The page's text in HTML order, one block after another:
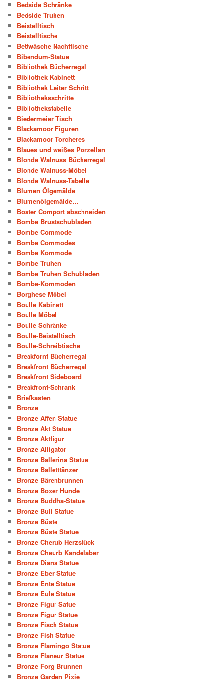
Bedside Schränke
Bedside Truhen
Beistelltisch
Beistelltische
Bettwäsche Nachttische
Bibendum-Statue
Bibliothek Bücherregal
Bibliothek Kabinett
Bibliothek Leiter Schritt
Bibliotheksschritte
Bibliothekstabelle
Biedermeier Tisch
Blackamoor Figuren
Blackamoor Torcheres
Blaues und weißes Porzellan
Blonde Walnuss Bücherregal
Blonde Walnuss-Möbel
Blonde Walnuss-Tabelle
Blumen Ölgemälde
Blumenölgemälde…
Boater Comport abschneiden
Bombe Brustschubladen
Bombe Commode
Bombe Commodes
Bombe Kommode
Bombe Truhen
Bombe Truhen Schubladen
Bombe-Kommoden
Borghese Möbel
Boulle Kabinett
Boulle Möbel
Boulle Schränke
Boulle-Beistelltisch
Boulle-Schreibtische
Breakfornt Bücherregal
Breakfront Bücherregal
Breakfront Sideboard
Breakfront-Schrank
Briefkasten
Bronze
Bronze Affen Statue
Bronze Akt Statue
Bronze Aktfigur
Bronze Alligator
Bronze Ballerina Statue
Bronze Balletttänzer
Bronze Bärenbrunnen
Bronze Boxer Hunde
Bronze Buddha-Statue
Bronze Bull Statue
Bronze Büste
Bronze Büste Statue
Bronze Cherub Herzstück
Bronze Cheurb Kandelaber
Bronze Diana Statue
Bronze Eber Statue
Bronze Ente Statue
Bronze Eule Statue
Bronze Figur Satue
Bronze Figur Statue
Bronze Fisch Statue
Bronze Fish Statue
Bronze Flamingo Statue
Bronze Flaneur Statue
Bronze Forg Brunnen
Bronze Garden Pixie